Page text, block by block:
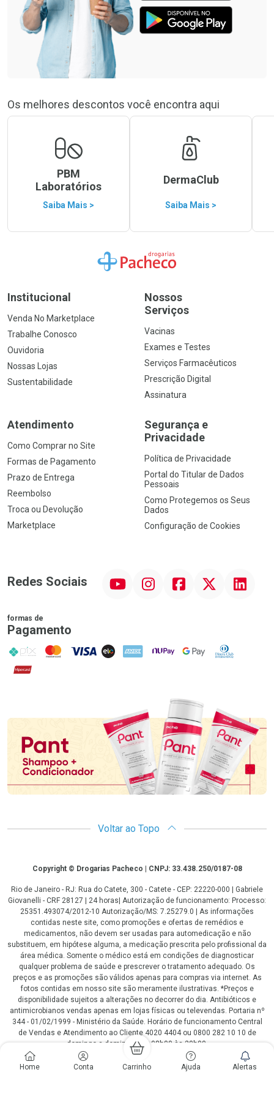
Home Conta Carrinho Ajuda Alertas
Os melhores descontos você encontra aqui
PBM
Laboratórios
Saiba Mais >
DermaClub
Saiba Mais >
Ir para a Home
Institucional
Venda No Marketplace
Trabalhe Conosco
Ouvidoria
Nossas Lojas
Sustentabilidade
Nossos
Serviços
Vacinas
Exames e Testes
Serviços Farmacêuticos
Prescrição Digital
Assinatura
Atendimento
Como Comprar no Site
Formas de Pagamento
Prazo de Entrega
Reembolso
Troca ou Devolução
Marketplace
Segurança e
Privacidade
Política de Privacidade
Portal do Titular de Dados
Pessoais
Como Protegemos os Seus
Dados
Configuração de Cookies
Redes Sociais InstagramFacebookTwitter Linkedin
formas de
Pagamento
PIX MasterCard
VISA ELO AMEX NuPay Google PayDiners Club
Hipercard
Voltar ao Topo
CopyrightCopyright © Drogarias Pacheco | CNPJ: 33.438.250/0187-08
Rio de Janeiro - RJ: Rua do Catete, 300 - Catete - CEP: 22220-000 | Gabriele
Giovanelli - CRF 28127 | 24 horas| Autorização de funcionamento: Processo:
25351.493074/2012-10 Autorização/MS: 7.25279.0 | As informações
contidas neste site, como promoções e ofertas de remédios e
medicamentos, não devem ser usadas para automedicação e não
substituem, em hipótese alguma, a medicação prescrita pelo profissional da
área médica. Somente o médico está em condições de diagnosticar
qualquer problema de saúde e prescrever o tratamento adequado. Os
preços e as promoções são válidos apenas para compras via internet. As
fotos contidas em nosso site são meramente ilustrativas. *Preços e
disponibilidade sujeitos a alterações no decorrer do dia. Antibióticos e
antimicrobianos vendas apenas em lojas físicas ou televendas. Portaria nº
344 - 01/02/1999 - Ministério da Saúde. Horário de funcionamento Central
de Vendas e Atendimento ao Cliente 4020 4404 ou 0800 282 10 10 de
domingo a domingo das 08h00 às 20h00.
LGPD Aceite os Cookies